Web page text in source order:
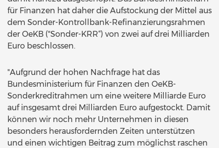
für Finanzen hat daher die Aufstockung der Mittel aus
dem Sonder-Kontrollbank-Refinanzierungsrahmen
der OeKB ("Sonder-KRR“) von zwei auf drei Milliarden
Euro beschlossen.
"Aufgrund der hohen Nachfrage hat das
Bundesministerium für Finanzen den OeKB-
Sonderkreditrahmen um eine weitere Milliarde Euro
auf insgesamt drei Milliarden Euro aufgestockt. Damit
können wir noch mehr Unternehmen in diesen
besonders herausfordernden Zeiten unterstützen
und einen wichtigen Beitrag zum möglichst raschen